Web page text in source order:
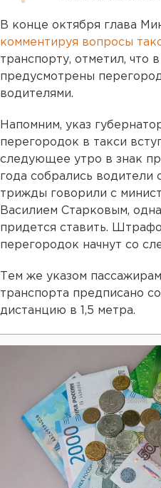
В конце октября глава
комментируя вопросы
транспорту, отметил, что
предусмотрены
водителями.
Напомним, указ
перегородок в такси
следующее утро в знак
года собрались водители
трижды говорили с
Василием Старковым,
придется ставить.
перегородок начнут со
Тем же указом
транспорта предписано
дистанцию в 1,5 метра.